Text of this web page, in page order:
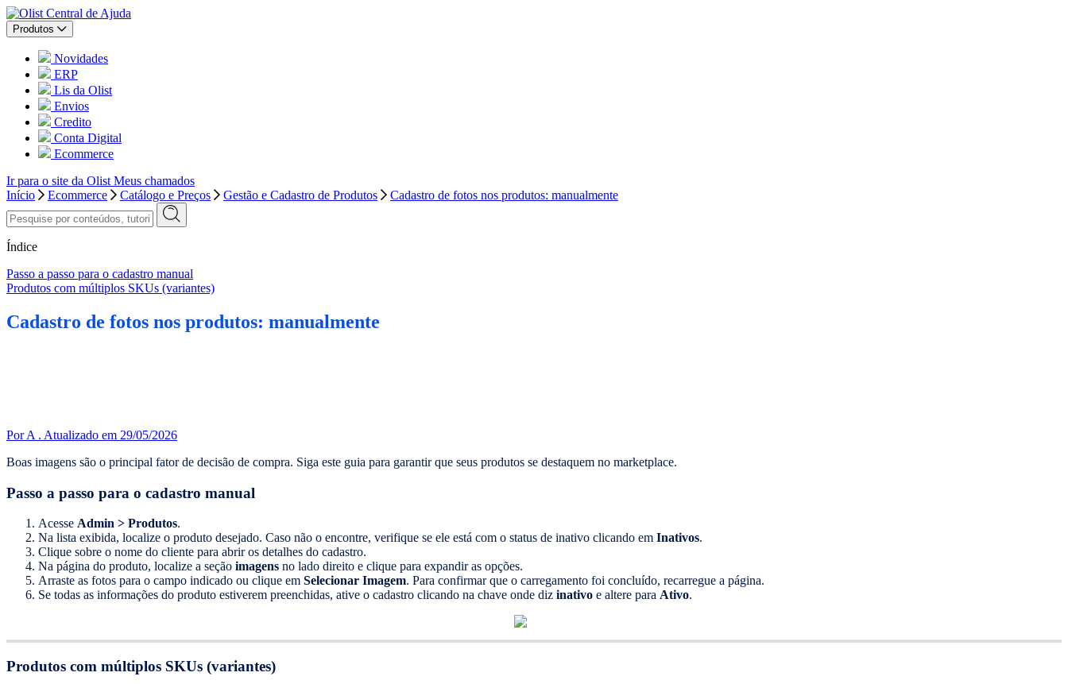
Central de Ajuda
Produtos
Novidades
ERP
Lis da Olist
Envios
Credito
Conta Digital
Ecommerce
Ir para o site da Olist Meus chamados
Início
Ecommerce Catálogo e Preços Gestão e Cadastro de Produtos Cadastro de fotos nos produtos: manualmente
Índice
Passo a passo para o cadastro manual
Produtos com múltiplos SKUs (variantes)
Cadastro de fotos nos produtos: manualmente
Por A . Atualizado em 29/05/2026
Boas imagens são o principal fator de decisão de compra. Siga este guia para garantir que seus produtos se destaquem no marketplace.
Passo a passo para o cadastro manual
Acesse Admin > Produtos.
Na lista exibida, localize o produto desejado. Caso não o encontre, verifique se ele está com o status de inativo clicando em Inativos.
Clique sobre o nome do cliente para abrir os detalhes do cadastro.
Na página do produto, localize a seção imagens no lado direito e clique para expandir as opções.
Arraste as fotos para o campo indicado ou clique em Selecionar Imagem. Para confirmar que o carregamento foi concluído, recarregue a página.
Se todas as informações do produto estiverem preenchidas, ative o cadastro clicando na chave onde diz inativo e altere para Ativo.
Produtos com múltiplos SKUs (variantes)